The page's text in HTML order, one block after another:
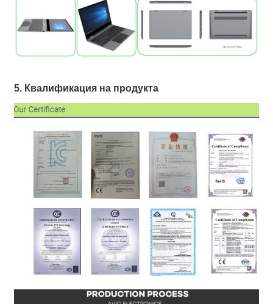
5. Квалификация на продукта